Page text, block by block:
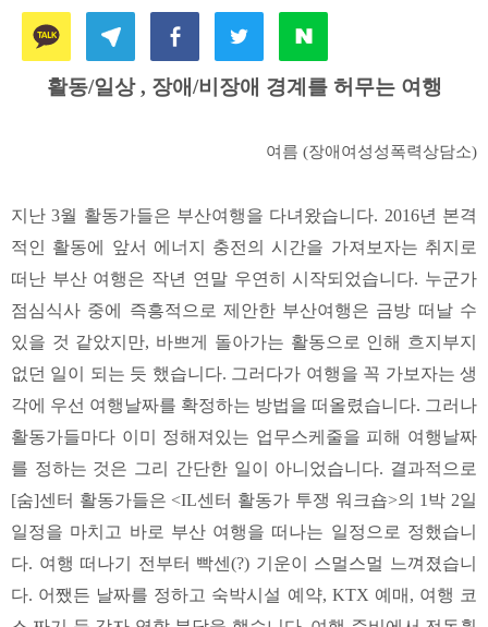
활동/일상 , 장애/비장애 경계를 허무는 여행
여름 (장애여성성폭력상담소)
지난 3월 활동가들은 부산여행을 다녀왔습니다. 2016년 본격
적인 활동에 앞서 에너지 충전의 시간을 가져보자는 취지로
떠난 부산 여행은 작년 연말 우연히 시작되었습니다. 누군가
점심식사 중에 즉흥적으로 제안한 부산여행은 금방 떠날 수
있을 것 같았지만, 바쁘게 돌아가는 활동으로 인해 흐지부지
없던 일이 되는 듯 했습니다. 그러다가 여행을 꼭 가보자는 생
각에 우선 여행날짜를 확정하는 방법을 떠올렸습니다. 그러나
활동가들마다 이미 정해져있는 업무스케줄을 피해 여행날짜
를 정하는 것은 그리 간단한 일이 아니었습니다. 결과적으로
[숨]센터 활동가들은 <IL센터 활동가 투쟁 워크숍>의 1박 2일
일정을 마치고 바로 부산 여행을 떠나는 일정으로 정했습니
다. 여행 떠나기 전부터 빡센(?) 기운이 스멀스멀 느껴졌습니
다. 어쨌든 날짜를 정하고 숙박시설 예약, KTX 예매, 여행 코